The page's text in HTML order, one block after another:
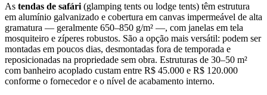
As tendas de safári (glamping tents ou lodge tents) têm estrutura
em alumínio galvanizado e cobertura em canvas impermeável de alta
gramatura — geralmente 650–850 g/m² —, com janelas em tela
mosquiteiro e zíperes robustos. São a opção mais versátil: podem ser
montadas em poucos dias, desmontadas fora de temporada e
reposicionadas na propriedade sem obra. Estruturas de 30–50 m²
com banheiro acoplado custam entre R$ 45.000 e R$ 120.000
conforme o fornecedor e o nível de acabamento interno.